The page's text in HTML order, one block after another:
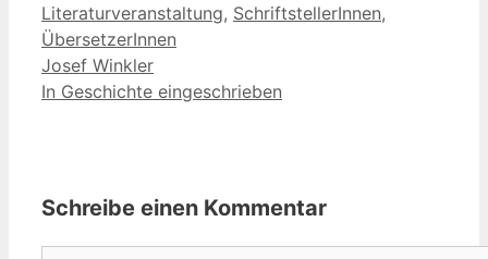
Literaturveranstaltung, SchriftstellerInnen,
ÜbersetzerInnen
Josef Winkler
In Geschichte eingeschrieben
Schreibe einen Kommentar